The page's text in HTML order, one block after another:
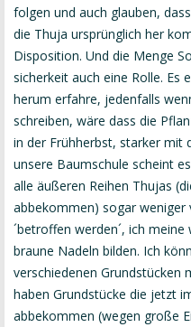
folgen und auch glauben,
die Thuja ursprünglich her
Disposition. Und die Menge
sicherkeit auch eine Rolle. Es
herum erfahre, jedenfalls
schreiben, wäre dass die
in der Frühherbst, starker mit
unsere Baumschule scheint
alle äußeren Reihen Thujas
abbekommen) sogar weniger
´betroffen werden´, ich
braune Nadeln bilden. Ich
verschiedenen Grundstücken
haben Grundstücke die jetzt
abbekommen (wegen große